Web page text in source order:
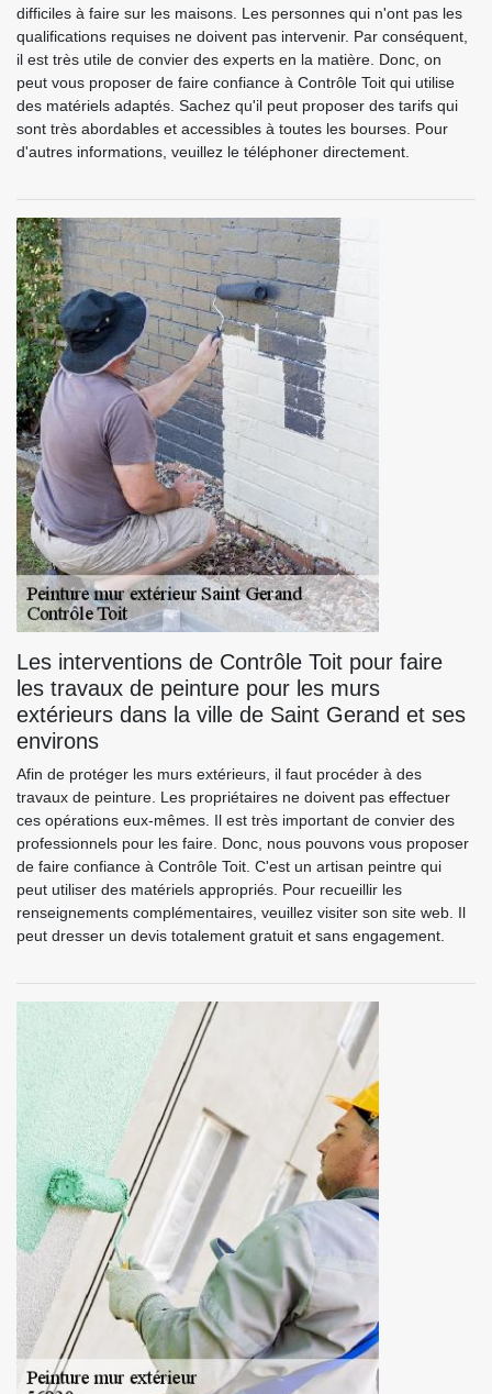
difficiles à faire sur les maisons. Les personnes qui n'ont pas les
qualifications requises ne doivent pas intervenir. Par conséquent,
il est très utile de convier des experts en la matière. Donc, on
peut vous proposer de faire confiance à Contrôle Toit qui utilise
des matériels adaptés. Sachez qu'il peut proposer des tarifs qui
sont très abordables et accessibles à toutes les bourses. Pour
d'autres informations, veuillez le téléphoner directement.
Les interventions de Contrôle Toit pour faire
les travaux de peinture pour les murs
extérieurs dans la ville de Saint Gerand et ses
environs
Afin de protéger les murs extérieurs, il faut procéder à des
travaux de peinture. Les propriétaires ne doivent pas effectuer
ces opérations eux-mêmes. Il est très important de convier des
professionnels pour les faire. Donc, nous pouvons vous proposer
de faire confiance à Contrôle Toit. C'est un artisan peintre qui
peut utiliser des matériels appropriés. Pour recueillir les
renseignements complémentaires, veuillez visiter son site web. Il
peut dresser un devis totalement gratuit et sans engagement.